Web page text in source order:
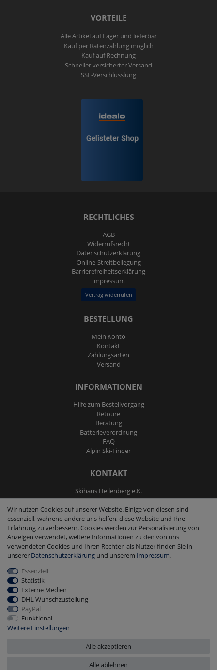
VORTEILE
Alle Artikel auf Lager und lieferbar
Kauf per Ratenzahlung möglich
Kauf auf Rechnung
Schneller versicherter Versand
SSL-Verschlüsslung
RECHTLICHES
AGB
Widerrufs­recht
Daten­schutz­erklärung
Online-Streitbeilegung
Barrierefreiheitserklärung
Impressum
Vertrag widerrufen
BESTELLUNG
Mein Konto
Kontakt
Zahlungsarten
Versand
INFORMATIONEN
Hilfe zum Bestellvorgang
Retoure
Beratung
Batterieverordnung
FAQ
Alpin Ski-Finder
KONTAKT
Skihaus Hellenberg e.K.
Tel: +4933855200795
Fax: +4933855200793
kontakt@ski-andmore.de
2026 Skihaus Hellenberg e.K.
*Alle Preise inkl. MwSt., zzgl. Versandkosten
Wir nutzen Cookies auf unserer Website. Einige von diesen sind
essenziell, während andere uns helfen, diese Website und Ihre
Erfahrung zu verbessern. Cookies werden zur Personalisierung von
Anzeigen verwendet, weitere Informationen zu den von uns
verwendeten Cookies und Ihren Rechten als Nutzer finden Sie in
unserer Daten­schutz­erklärung und unserem Impressum.
Essenziell
Statistik
Externe Medien
DHL Wunschzustellung
PayPal
Funktional
Weitere Einstellungen
Alle akzeptieren
Alle ablehnen